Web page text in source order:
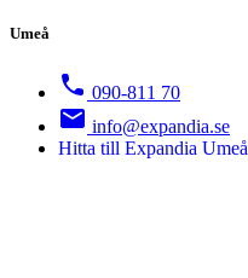
Umeå
090-811 70
info@expandia.se
Hitta till Expandia Umeå